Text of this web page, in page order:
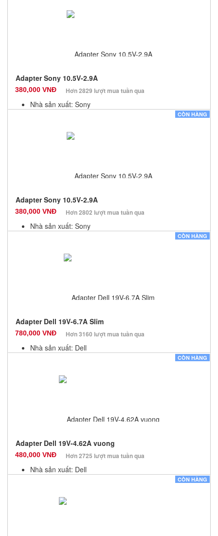
Số lượng: 10
Adapter Sony 10.5V-2.9A
380,000 VNĐ Hơn 2829 lượt mua tuần qua
Nhà sản xuất: Sony
Số lượng: 10
CÒN HÀNG
Adapter Sony 10.5V-2.9A
380,000 VNĐ Hơn 2802 lượt mua tuần qua
Nhà sản xuất: Sony
Số lượng: 10
CÒN HÀNG
Adapter Dell 19V-6.7A Slim
780,000 VNĐ Hơn 3160 lượt mua tuần qua
Nhà sản xuất: Dell
Số lượng: 10
CÒN HÀNG
Adapter Dell 19V-4.62A vuong
480,000 VNĐ Hơn 2725 lượt mua tuần qua
Nhà sản xuất: Dell
Số lượng: 10
CÒN HÀNG